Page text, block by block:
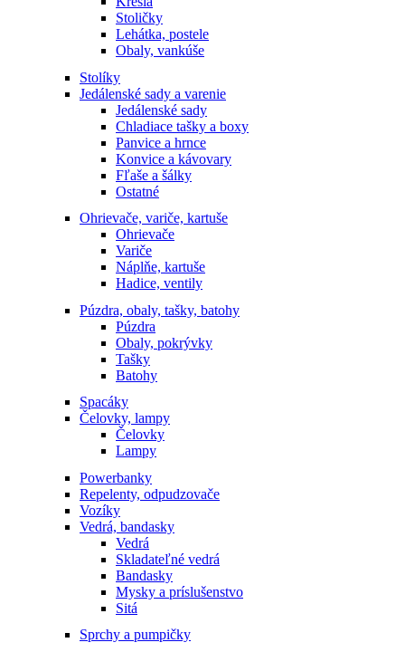
Stoličky
Lehátka, postele
Obaly, vankúše
Stolíky
Jedálenské sady a varenie
Jedálenské sady
Chladiace tašky a boxy
Panvice a hrnce
Konvice a kávovary
Fľaše a šálky
Ostatné
Ohrievače, variče, kartuše
Ohrievače
Variče
Náplňe, kartuše
Hadice, ventily
Púzdra, obaly, tašky, batohy
Púzdra
Obaly, pokrývky
Tašky
Batohy
Spacáky
Čelovky, lampy
Čelovky
Lampy
Powerbanky
Repelenty, odpudzovače
Vozíky
Vedrá, bandasky
Vedrá
Skladateľné vedrá
Bandasky
Mysky a príslušenstvo
Sitá
Sprchy a pumpičky